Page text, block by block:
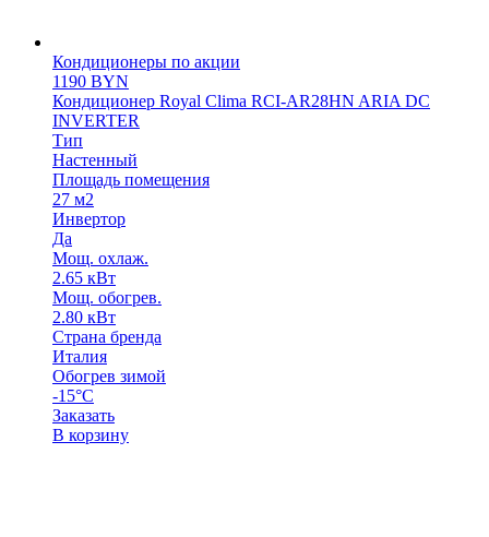
Кондиционеры по акции
1190 BYN
Кондиционер Royal Clima RCI-AR28HN ARIA DC
INVERTER
Тип
Настенный
Площадь помещения
27 м2
Инвертор
Да
Мощ. охлаж.
2.65 кВт
Мощ. обогрев.
2.80 кВт
Страна бренда
Италия
Обогрев зимой
-15°С
Заказать
В корзину